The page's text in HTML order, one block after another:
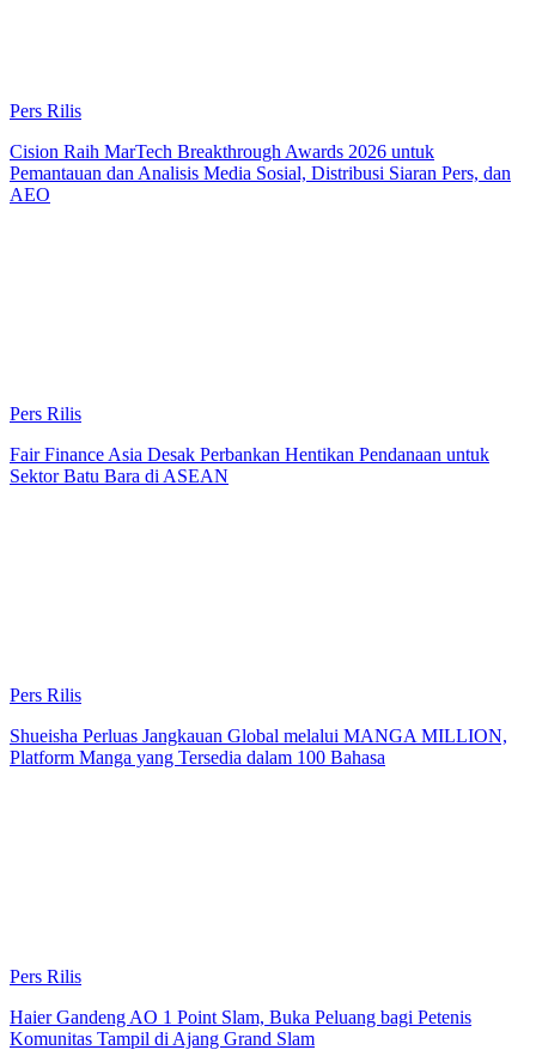
Pers Rilis
Cision Raih MarTech Breakthrough Awards 2026 untuk
Pemantauan dan Analisis Media Sosial, Distribusi Siaran Pers, dan
AEO
Pers Rilis
Fair Finance Asia Desak Perbankan Hentikan Pendanaan untuk
Sektor Batu Bara di ASEAN
Pers Rilis
Shueisha Perluas Jangkauan Global melalui MANGA MILLION,
Platform Manga yang Tersedia dalam 100 Bahasa
Pers Rilis
Haier Gandeng AO 1 Point Slam, Buka Peluang bagi Petenis
Komunitas Tampil di Ajang Grand Slam